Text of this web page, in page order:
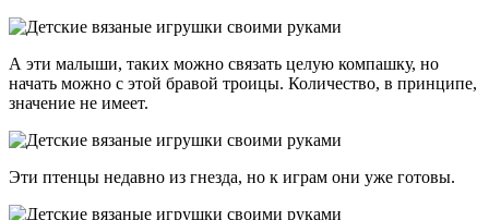
А эти малыши, таких можно связать целую компашку, но
начать можно с этой бравой троицы. Количество, в принципе,
значение не имеет.
Эти птенцы недавно из гнезда, но к играм они уже готовы.